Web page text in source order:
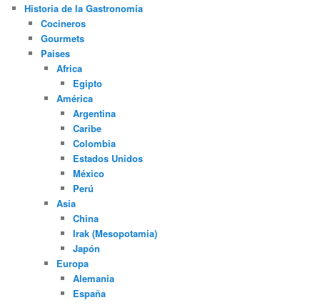
Historia de la Gastronomía
Cocineros
Gourmets
Paises
Africa
Egipto
América
Argentina
Caribe
Colombia
Estados Unidos
México
Perú
Asia
China
Irak (Mesopotamia)
Japón
Europa
Alemania
España